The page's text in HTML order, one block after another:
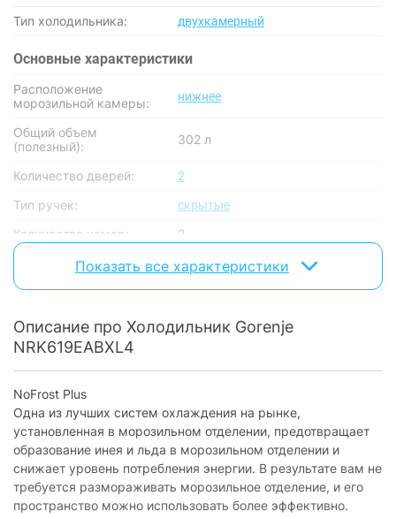
Тип холодильника: двухкамерный
Основные характеристики
Расположение
морозильной камеры:
нижнее
Общий объем
(полезный):
302 л
Количество дверей: 2
Тип ручек: скрытые
Количество камер:
2
Наличие No Frost:
No Frost: морозильная камера
Уровень шума:
38 дБ
Автономное сохранение
холода:
17 часов
Хладагент:
Компрессор
Количество
компрессоров:
1
Тип компрессора: обычный компрессор
Показать все характеристики
Описание про Холодильник Gorenje
NRK619EABXL4
NoFrost Plus
Одна из лучших систем охлаждения на рынке,
установленная в морозильном отделении, предотвращает
образование инея и льда в морозильном отделении и
снижает уровень потребления энергии. В результате вам не
требуется размораживать морозильное отделение, и его
пространство можно использовать более эффективно.